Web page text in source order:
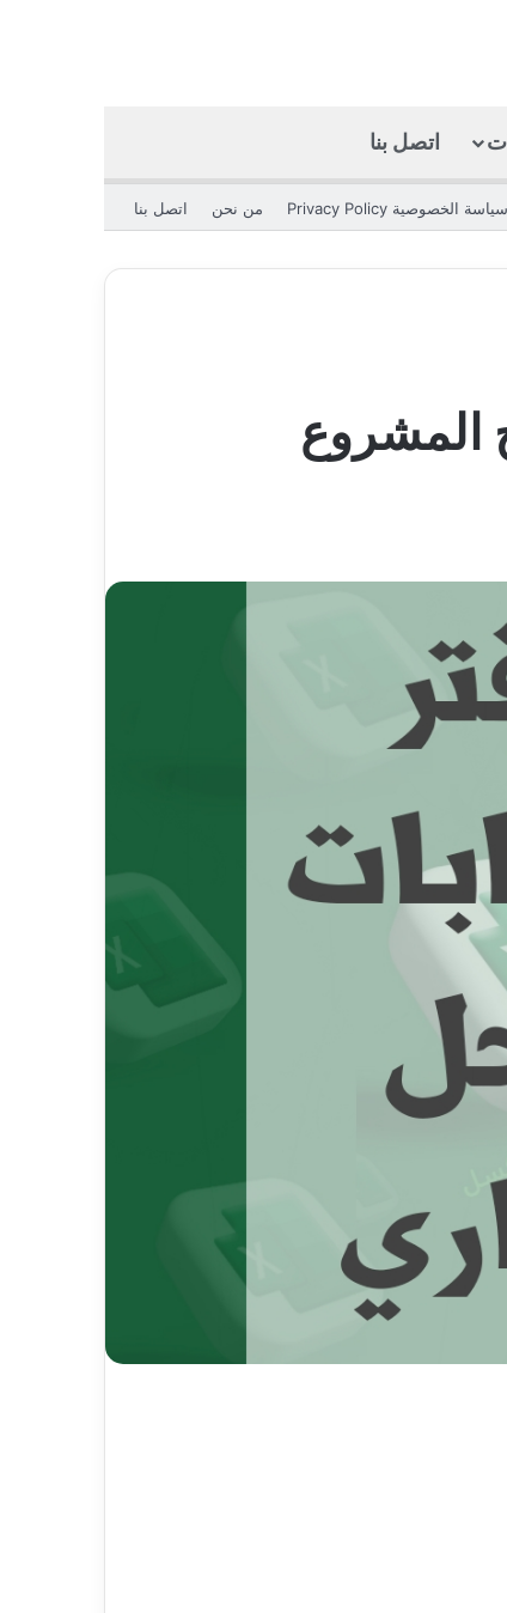
اتصل بنا
سياسة الخصوصية Privacy Policy من نحن اتصل بنا
المشروع